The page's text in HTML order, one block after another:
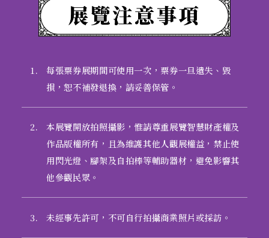
1.
每張票券展期間可使用一次，票券一旦遺失、毀
損，恕不補發退換，請妥善保管。
2.
本展覽開放拍照攝影，惟請尊重展覽智慧財產權及
作品版權所有，且為維護其他人觀展權益，禁止使
用閃光燈、腳架及自拍棒等輔助器材，避免影響其
他參觀民眾。
3. 未經事先許可，不可自行拍攝商業照片或採訪。